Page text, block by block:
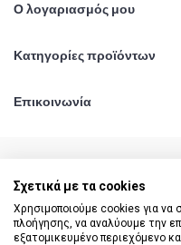
Ο λογαριασμός μου
Κατηγορίες προϊόντων
Επικοινωνία
© 2020 - 2026
Σχετικά με τα cookies
Χρησιμοποιούμε cookies για να
πλοήγησης, να αναλύουμε την
εξατομικευμένο περιεχόμενο